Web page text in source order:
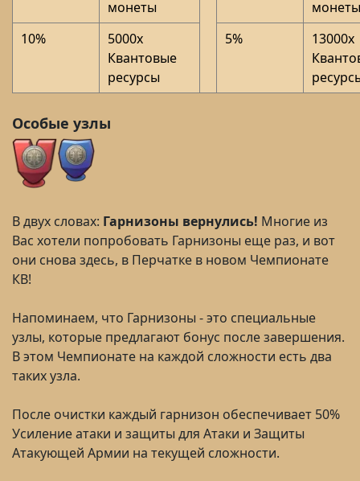
монеты
монеты
10%
5000x
Квантовые
ресурсы
5%
13000x
Особые узлы
В двух словах: Гарнизоны вернулись! Многие из
Вас хотели попробовать Гарнизоны еще раз, и вот
они снова здесь, в Перчатке в новом Чемпионате
КВ!
Напоминаем, что Гарнизоны - это специальные
узлы, которые предлагают бонус после завершения.
В этом Чемпионате на каждой сложности есть два
таких узла.
После очистки каждый гарнизон обеспечивает 50%
Усиление атаки и защиты для Атаки и Защиты
Атакующей Армии на текущей сложности.